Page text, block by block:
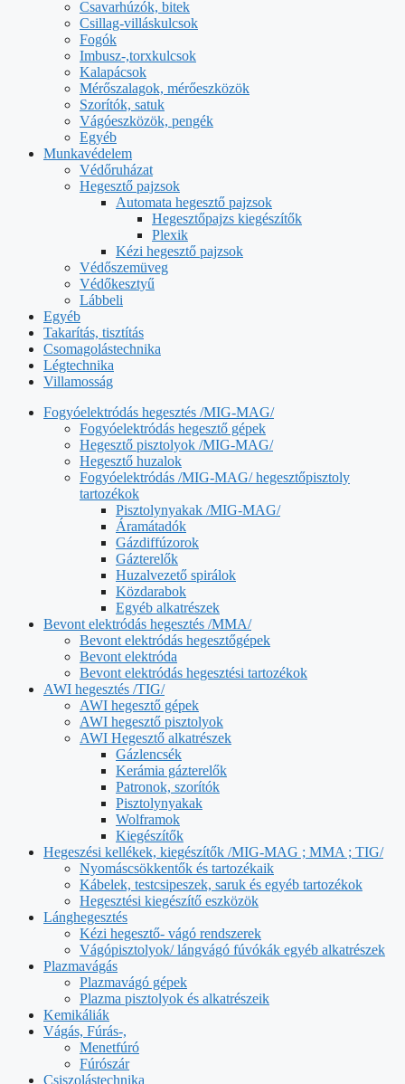
Csavarhúzók, bitek
Csillag-villáskulcsok
Fogók
Imbusz-,torxkulcsok
Kalapácsok
Mérőszalagok, mérőeszközök
Szorítók, satuk
Vágóeszközök, pengék
Egyéb
Munkavédelem
Védőruházat
Hegesztő pajzsok
Automata hegesztő pajzsok
Hegesztőpajzs kiegészítők
Plexik
Kézi hegesztő pajzsok
Védőszemüveg
Védőkesztyű
Lábbeli
Egyéb
Takarítás, tisztítás
Csomagolástechnika
Légtechnika
Villamosság
Fogyóelektródás hegesztés /MIG-MAG/
Fogyóelektródás hegesztő gépek
Hegesztő pisztolyok /MIG-MAG/
Hegesztő huzalok
Fogyóelektródás /MIG-MAG/ hegesztőpisztoly
tartozékok
Pisztolynyakak /MIG-MAG/
Áramátadók
Gázdiffúzorok
Gázterelők
Huzalvezető spirálok
Közdarabok
Egyéb alkatrészek
Bevont elektródás hegesztés /MMA/
Bevont elektródás hegesztőgépek
Bevont elektróda
Bevont elektródás hegesztési tartozékok
AWI hegesztés /TIG/
AWI hegesztő gépek
AWI hegesztő pisztolyok
AWI Hegesztő alkatrészek
Gázlencsék
Kerámia gázterelők
Patronok, szorítók
Pisztolynyakak
Wolframok
Kiegészítők
Hegeszési kellékek, kiegészítők /MIG-MAG ; MMA ; TIG/
Nyomáscsökkentők és tartozékaik
Kábelek, testcsipeszek, saruk és egyéb tartozékok
Hegesztési kiegészítő eszközök
Lánghegesztés
Kézi hegesztő- vágó rendszerek
Vágópisztolyok/ lángvágó fúvókák egyéb alkatrészek
Plazmavágás
Plazmavágó gépek
Plazma pisztolyok és alkatrészeik
Kemikáliák
Vágás, Fúrás-,
Menetfúró
Fúrószár
Csiszolástechnika